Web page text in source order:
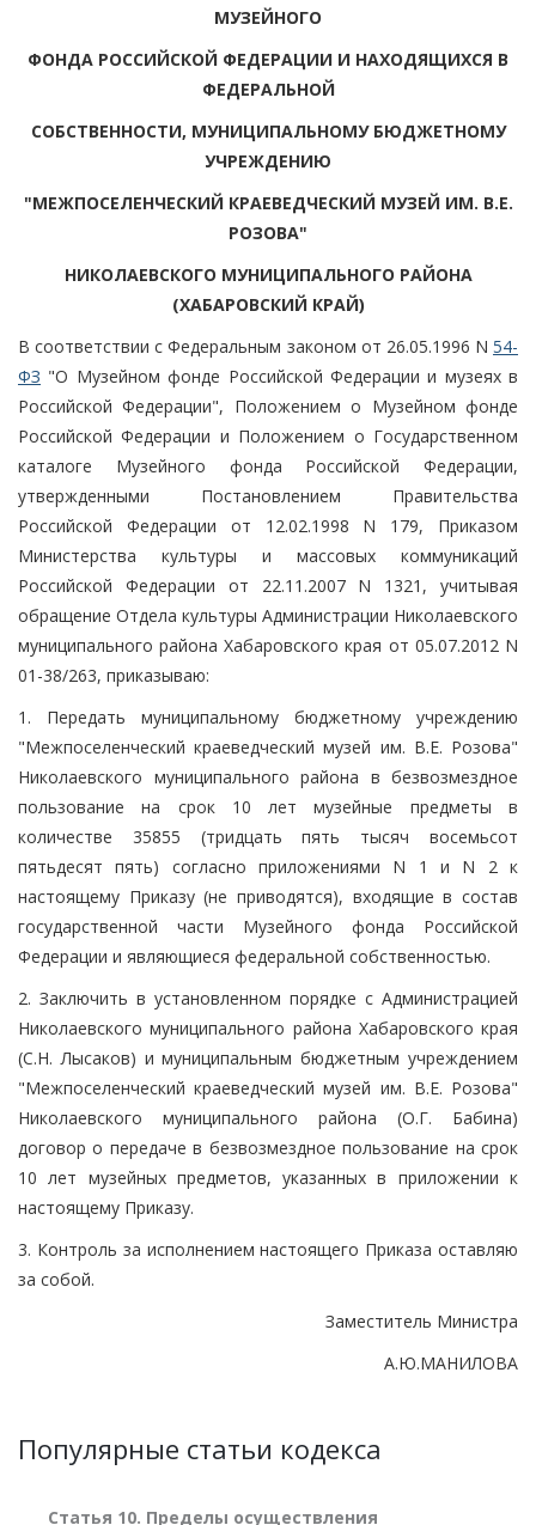
МУЗЕЙНОГО
ФОНДА РОССИЙСКОЙ ФЕДЕРАЦИИ И НАХОДЯЩИХСЯ В
ФЕДЕРАЛЬНОЙ
СОБСТВЕННОСТИ, МУНИЦИПАЛЬНОМУ БЮДЖЕТНОМУ
УЧРЕЖДЕНИЮ
"МЕЖПОСЕЛЕНЧЕСКИЙ КРАЕВЕДЧЕСКИЙ МУЗЕЙ ИМ. В.Е.
РОЗОВА"
НИКОЛАЕВСКОГО МУНИЦИПАЛЬНОГО РАЙОНА
(ХАБАРОВСКИЙ КРАЙ)
В соответствии с Федеральным законом от 26.05.1996 N 54-
ФЗ "О Музейном фонде Российской Федерации и музеях в
Российской Федерации", Положением о Музейном фонде
Российской Федерации и Положением о Государственном
каталоге Музейного фонда Российской Федерации,
утвержденными Постановлением Правительства
Российской Федерации от 12.02.1998 N 179, Приказом
Министерства культуры и массовых коммуникаций
Российской Федерации от 22.11.2007 N 1321, учитывая
обращение Отдела культуры Администрации Николаевского
муниципального района Хабаровского края от 05.07.2012 N
01-38/263, приказываю:
1. Передать муниципальному бюджетному учреждению
"Межпоселенческий краеведческий музей им. В.Е. Розова"
Николаевского муниципального района в безвозмездное
пользование на срок 10 лет музейные предметы в
количестве 35855 (тридцать пять тысяч восемьсот
пятьдесят пять) согласно приложениями N 1 и N 2 к
настоящему Приказу (не приводятся), входящие в состав
государственной части Музейного фонда Российской
Федерации и являющиеся федеральной собственностью.
2. Заключить в установленном порядке с Администрацией
Николаевского муниципального района Хабаровского края
(С.Н. Лысаков) и муниципальным бюджетным учреждением
"Межпоселенческий краеведческий музей им. В.Е. Розова"
Николаевского муниципального района (О.Г. Бабина)
договор о передаче в безвозмездное пользование на срок
10 лет музейных предметов, указанных в приложении к
настоящему Приказу.
3. Контроль за исполнением настоящего Приказа оставляю
за собой.
Заместитель Министра
А.Ю.МАНИЛОВА
Популярные статьи кодекса
Статья 10. Пределы осуществления